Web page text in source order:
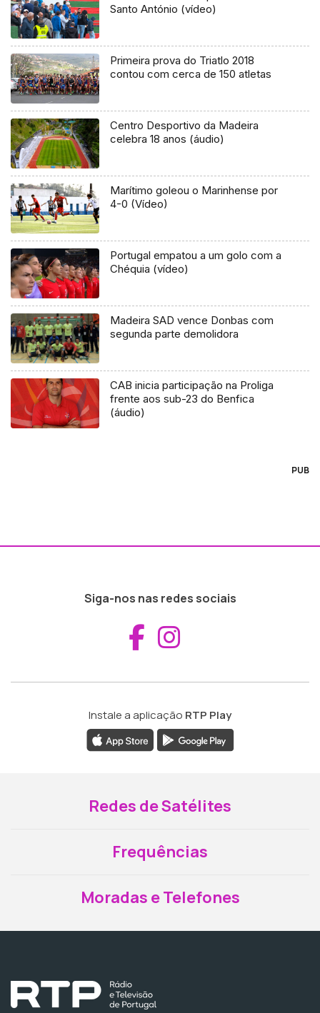
Santo António (vídeo)
Primeira prova do Triatlo 2018
contou com cerca de 150 atletas
Centro Desportivo da Madeira
celebra 18 anos (áudio)
Marítimo goleou o Marinhense por
4-0 (Vídeo)
Portugal empatou a um golo com a
Chéquia (vídeo)
Madeira SAD vence Donbas com
segunda parte demolidora
CAB inicia participação na Proliga
frente aos sub-23 do Benfica
(áudio)
PUB
Siga-nos nas redes sociais
Aceder ao
Instale a aplicação RTP Play
Redes de Satélites
Frequências
Moradas e Telefones